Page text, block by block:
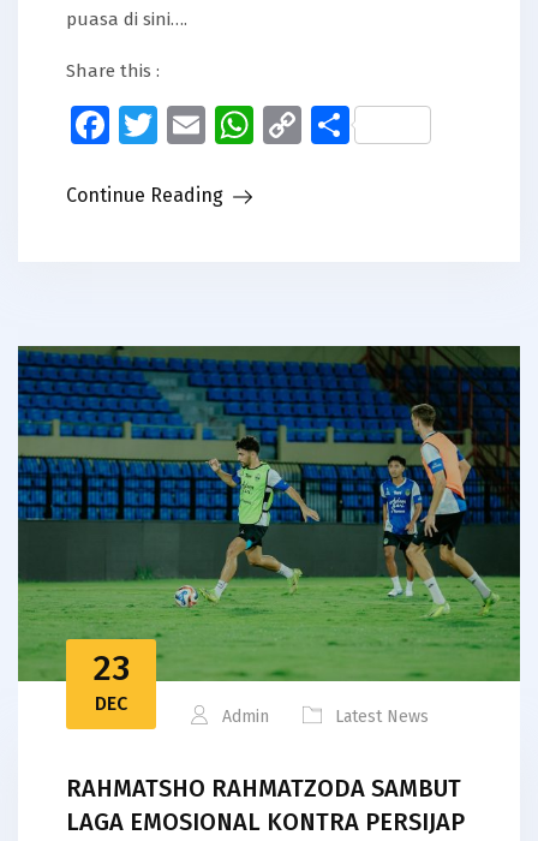
puasa di sini….
Share this :
Facebook
Twitter
EmailWhatsApp
CopyShare
Continue Reading
23
DEC
Admin Latest News
RAHMATSHO RAHMATZODA SAMBUT
LAGA EMOSIONAL KONTRA PERSIJAP